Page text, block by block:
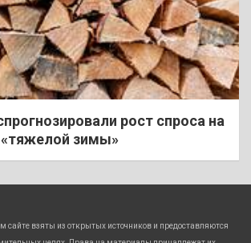
рост спроса на
«тяжелой зимы»
сайте взяты из открытых источников и предоставляются